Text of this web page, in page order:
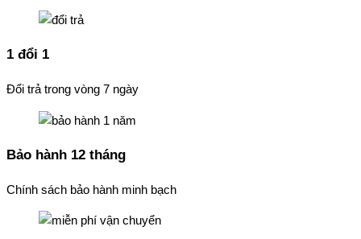
1 đổi 1
Đổi trả trong vòng 7 ngày
Bảo hành 12 tháng
Chính sách bảo hành minh bạch